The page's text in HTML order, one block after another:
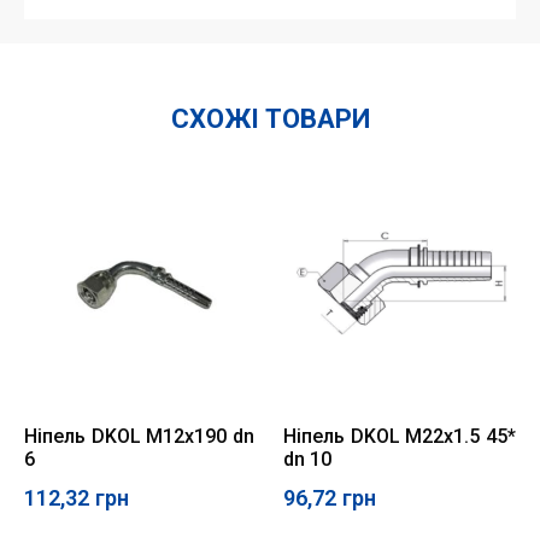
СХОЖІ ТОВАРИ
Ніпель DKOL M12x190 dn
6
112,32 грн
Ніпель DKOL M22x1.5 45*
dn 10
96,72 грн